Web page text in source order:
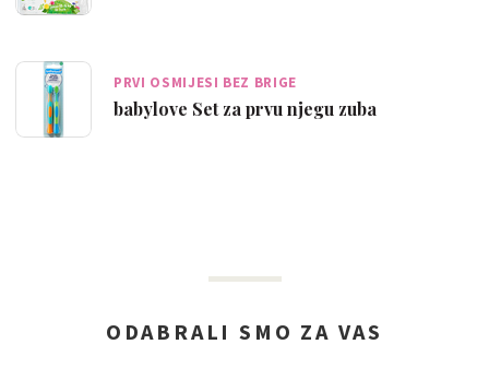
PRVI OSMIJESI BEZ BRIGE
babylove Set za prvu njegu zuba